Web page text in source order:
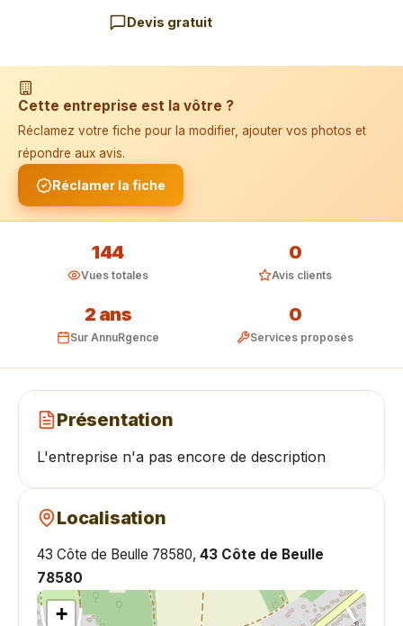
Devis gratuit
Cette entreprise est la vôtre ?
Réclamez votre fiche pour la modifier, ajouter vos photos et
répondre aux avis.
Réclamer la fiche
144
Vues totales
0
Avis clients
2 ans
Sur AnnuRgence
0
Services proposés
Présentation
L'entreprise n'a pas encore de description
Localisation
43 Côte de Beulle 78580, 43 Côte de Beulle
78580
+